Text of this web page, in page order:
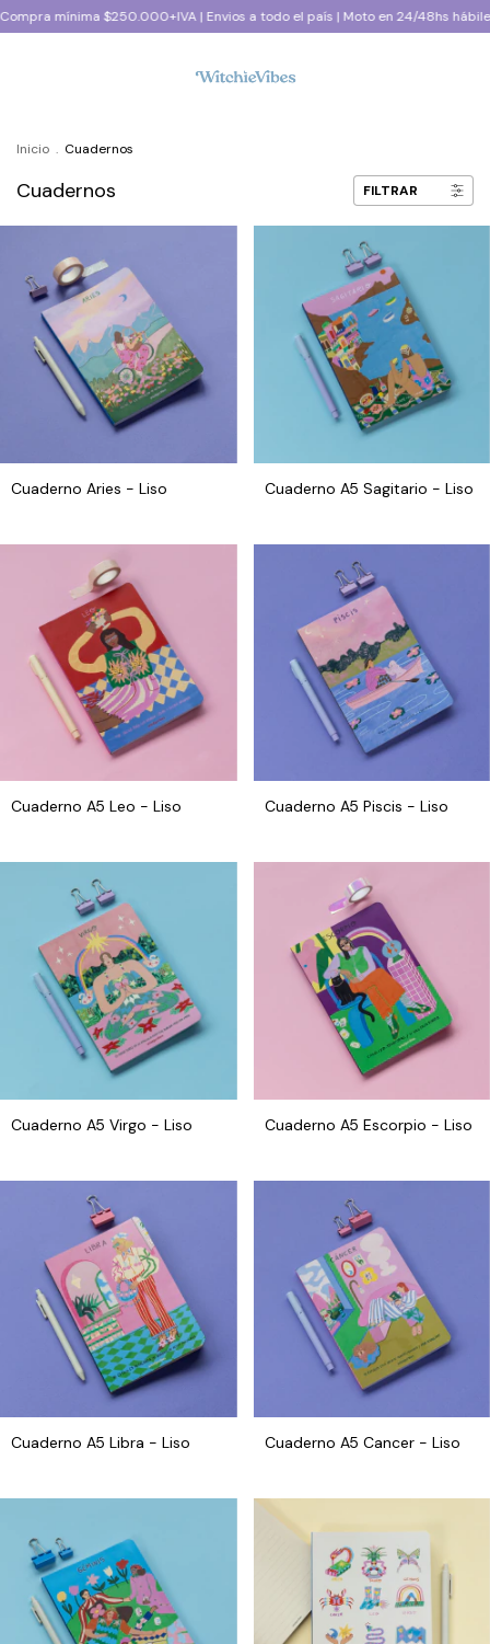
$250.000+IVA | Envios a todo el país | Moto en 24/48hs hábiles CABA y
Inicio . Cuadernos
Cuadernos FILTRAR
Cuaderno Aries - Liso Cuaderno A5 Sagitario - Liso
Cuaderno A5 Leo - Liso Cuaderno A5 Piscis - Liso
Cuaderno A5 Virgo - Liso Cuaderno A5 Escorpio - Liso
Cuaderno A5 Libra - Liso Cuaderno A5 Cancer - Liso